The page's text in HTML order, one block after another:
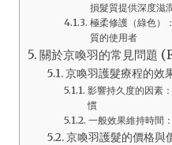
損髮質提供深度滋
極柔修護（綠色）
質的使用者
關於京喚羽的常見問題
京喚羽護髮療程的效
影響持久度的因素
慣
一般效果維持時間
京喚羽護髮的價格與